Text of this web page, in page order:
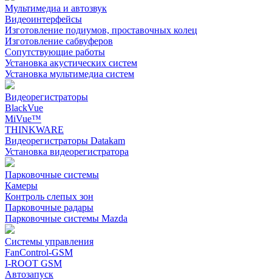
Мультимедиа и автозвук
Видеоинтерфейсы
Изготовление подиумов, проставочных колец
Изготовление сабвуферов
Сопутствующие работы
Установка акустических систем
Установка мультимедиа систем
Видеорегистраторы
BlackVue
MiVue™
THINKWARE
Видеорегистраторы Datakam
Установка видеорегистратора
Парковочные системы
Камеры
Контроль слепых зон
Парковочные радары
Парковочные системы Mazda
Системы управления
FanControl-GSM
I-ROOT GSM
Автозапуск